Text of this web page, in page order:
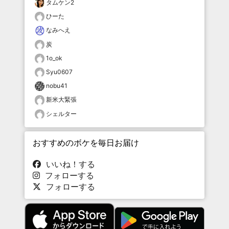
タムケン2
ひーた
なみへえ
炭
1o_ok
Syu0607
nobu41
新米大緊張
シェルター
おすすめのボケを毎日お届け
いいね！する
フォローする
フォローする